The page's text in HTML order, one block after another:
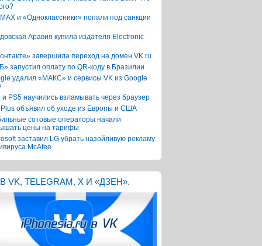
и «Одноклассники» попали под санкции
Аравия купила издателя Electronic
завершила переход на домен VK.ru
запустил оплату по QR-коду в Бразилии
удалил «МАКС» и сервисы VK из Google
и PS5 научились взламывать через браузер
объявил об уходе из Европы и США
сотовые операторы начали
цены на тарифы
заставил LG убрать назойливую рекламу
McAfee
VK, TELEGRAM, X И «ДЗЕН».